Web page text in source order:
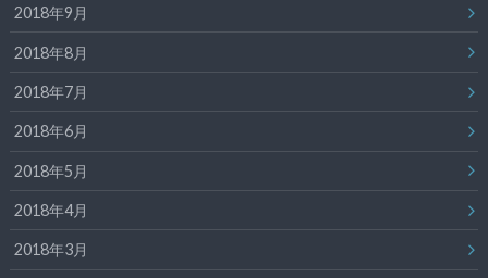
2018年9月
2018年8月
2018年7月
2018年6月
2018年5月
2018年4月
2018年3月